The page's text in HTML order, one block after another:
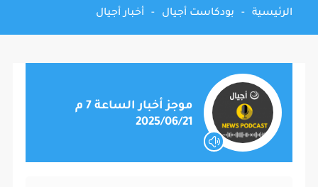
الرئيسية - بودكاست أجيال - أخبار أجيال
موجز أخبار الساعة 7 م
2025/06/21